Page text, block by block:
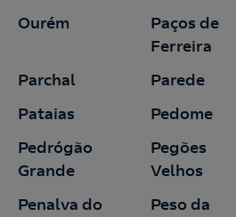
Ourém
Paços de
Ferreira
Parchal Parede
Pataias
Pedome
Pedrógão
Grande
Pegões
Velhos
Penalva do
Peso da